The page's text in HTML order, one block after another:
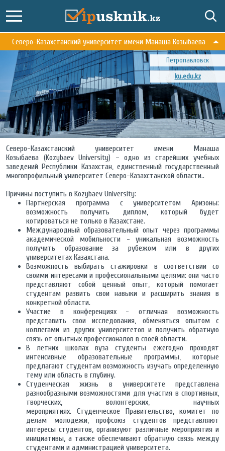
Северо-Казахстанский университет имени Манаша Козыбаева
Петропавловск
ku.edu.kz
Северо-Казахстанский университет имени Манаша
Козыбаева (Kozybaev University) – одно из старейших учебных
заведений Республики Казахстан, единственный государственный
многопрофильный университет Северо-Казахстанской области..
Причины поступить в Kozybaev University:
Партнерская программа с университетом Аризоны:
возможность получить диплом, который будет
котироваться не только в Казахстане.
Международный образовательный опыт через программы
академической мобильности - уникальная возможность
получить образование за рубежом или в других
университетах Казахстана.
Возможность выбирать стажировки в соответствии со
своими интересами и профессиональными целями: они часто
представляют собой ценный опыт, который помогает
студентам развить свои навыки и расширить знания в
конкретной области.
Участие в конференциях - отличная возможность
представить свои исследования, обменяться опытом с
коллегами из других университетов и получить обратную
связь от опытных профессионалов в своей области.
В летних школах вуза студенты ежегодно проходят
интенсивные образовательные программы, которые
предлагают студентам возможность изучать определенную
тему или область в глубину.
Студенческая жизнь в университете представлена
разнообразными возможностями для участия в спортивных,
творческих, волонтерских, научных
мероприятиях. Студенческое Правительство, комитет по
делам молодежи, профсоюз студентов представляют
интересы студентов, организуют различные мероприятия и
инициативы, а также обеспечивают обратную связь между
студентами и администрацией университета.